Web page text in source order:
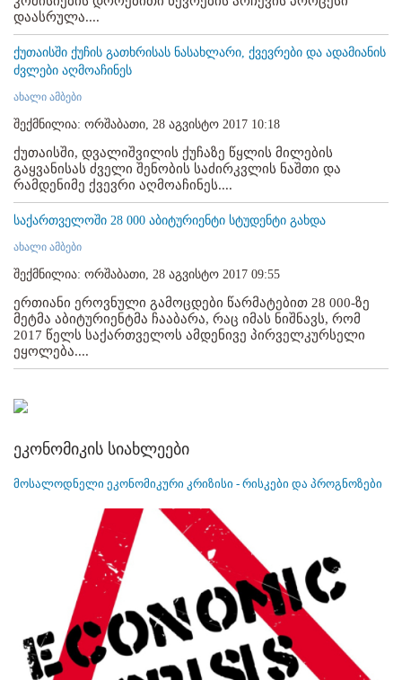
დაასრულა....
ქუთაისში ქუჩის გათხრისას ნასახლარი, ქვევრები და ადამიანის
ძვლები აღმოაჩინეს
ახალი ამბები
შექმნილია: ორშაბათი, 28 აგვისტო 2017 10:18
ქუთაისში, დვალიშვილის ქუჩაზე წყლის მილების
გაყვანისას ძველი შენობის საძირკვლის ნაშთი და
რამდენიმე ქვევრი აღმოაჩინეს....
საქართველოში 28 000 აბიტურიენტი სტუდენტი გახდა
ახალი ამბები
შექმნილია: ორშაბათი, 28 აგვისტო 2017 09:55
ერთიანი ეროვნული გამოცდები წარმატებით 28 000-ზე
მეტმა აბიტურიენტმა ჩააბარა, რაც იმას ნიშნავს, რომ
2017 წელს საქართველოს ამდენივე პირველკურსელი
ეყოლება....
ეკონომიკის სიახლეები
მოსალოდნელი ეკონომიკური კრიზისი - რისკები და პროგნოზები